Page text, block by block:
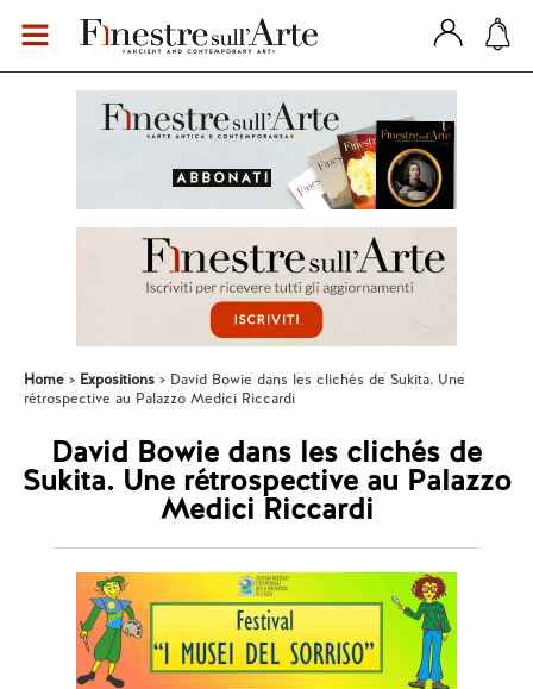
Home Expositions
David Bowie dans les clichés de Sukita. Une
rétrospective au Palazzo Medici Riccardi
David Bowie dans les clichés de
Sukita. Une rétrospective au Palazzo
Medici Riccardi